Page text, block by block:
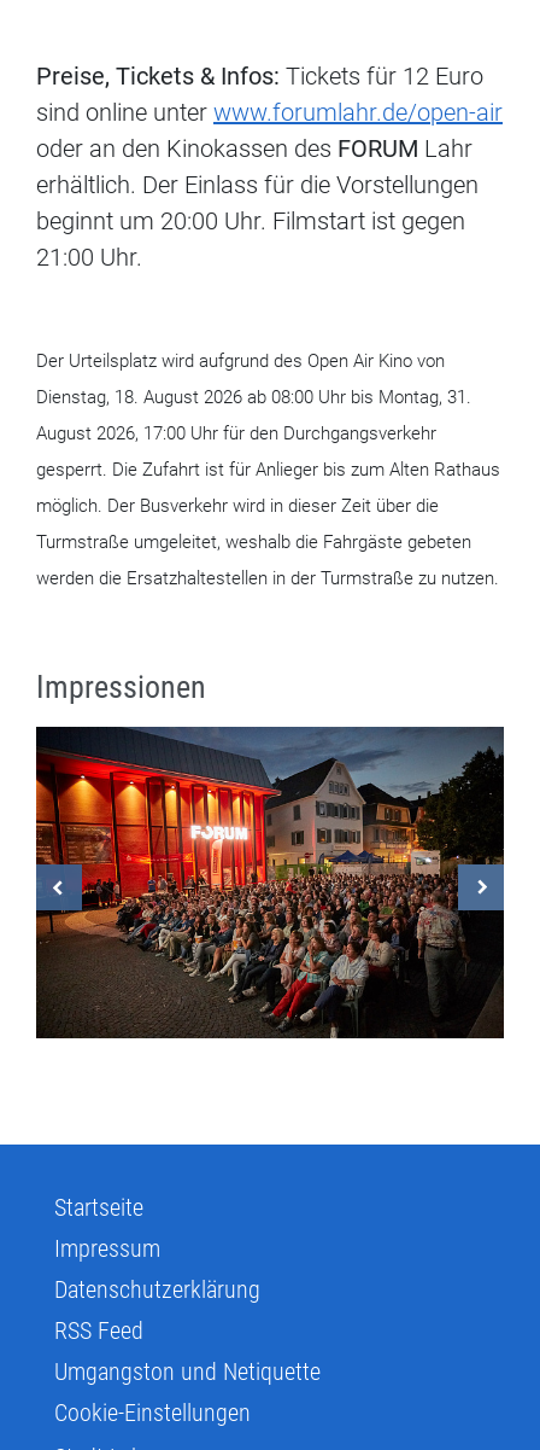
Preise, Tickets & Infos: Tickets für 12 Euro
sind online unter www.forumlahr.de/open-air
oder an den Kinokassen des FORUM Lahr
erhältlich. Der Einlass für die Vorstellungen
beginnt um 20:00 Uhr. Filmstart ist gegen
21:00 Uhr.
Der Urteilsplatz wird aufgrund des Open Air Kino von
Dienstag, 18. August 2026 ab 08:00 Uhr bis Montag, 31.
August 2026, 17:00 Uhr für den Durchgangsverkehr
gesperrt. Die Zufahrt ist für Anlieger bis zum Alten Rathaus
möglich. Der Busverkehr wird in dieser Zeit über die
Turmstraße umgeleitet, weshalb die Fahrgäste gebeten
werden die Ersatzhaltestellen in der Turmstraße zu nutzen.
Impressionen
Startseite
Impressum
Datenschutzerklärung
RSS Feed
Umgangston und Netiquette
Cookie-Einstellungen